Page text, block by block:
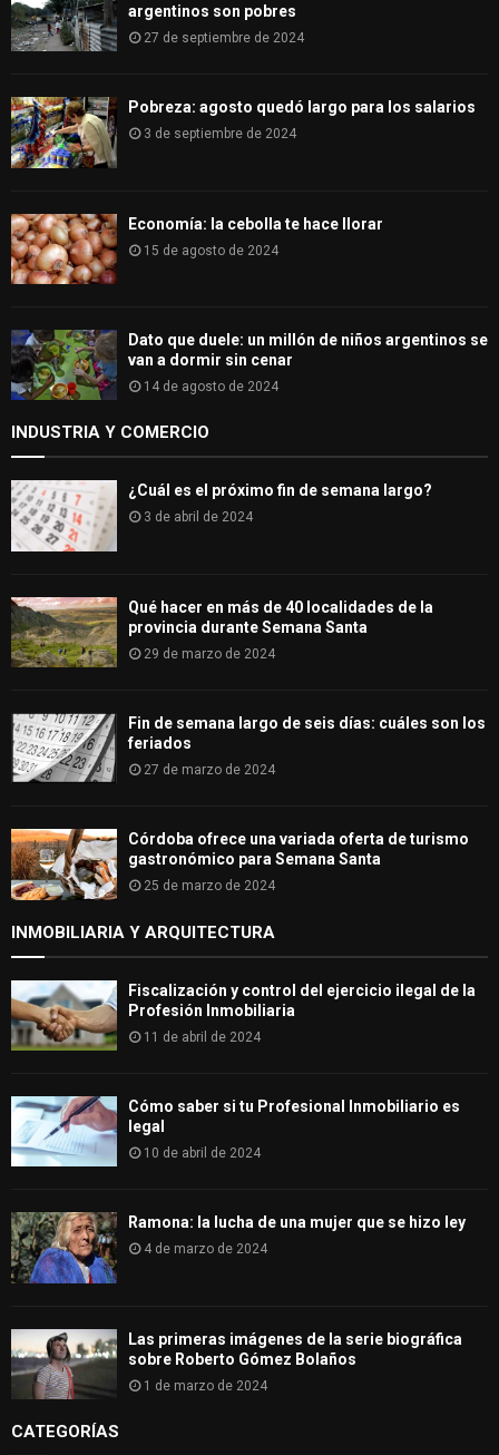
argentinos son pobres
27 de septiembre de 2024
Pobreza: agosto quedó largo para los salarios
3 de septiembre de 2024
Economía: la cebolla te hace llorar
15 de agosto de 2024
Dato que duele: un millón de niños argentinos se
van a dormir sin cenar
14 de agosto de 2024
INDUSTRIA Y COMERCIO
¿Cuál es el próximo fin de semana largo?
3 de abril de 2024
Qué hacer en más de 40 localidades de la
provincia durante Semana Santa
29 de marzo de 2024
Fin de semana largo de seis días: cuáles son los
feriados
27 de marzo de 2024
Córdoba ofrece una variada oferta de turismo
gastronómico para Semana Santa
25 de marzo de 2024
INMOBILIARIA Y ARQUITECTURA
Fiscalización y control del ejercicio ilegal de la
Profesión Inmobiliaria
11 de abril de 2024
Cómo saber si tu Profesional Inmobiliario es
legal
10 de abril de 2024
Ramona: la lucha de una mujer que se hizo ley
4 de marzo de 2024
Las primeras imágenes de la serie biográfica
sobre Roberto Gómez Bolaños
1 de marzo de 2024
CATEGORÍAS